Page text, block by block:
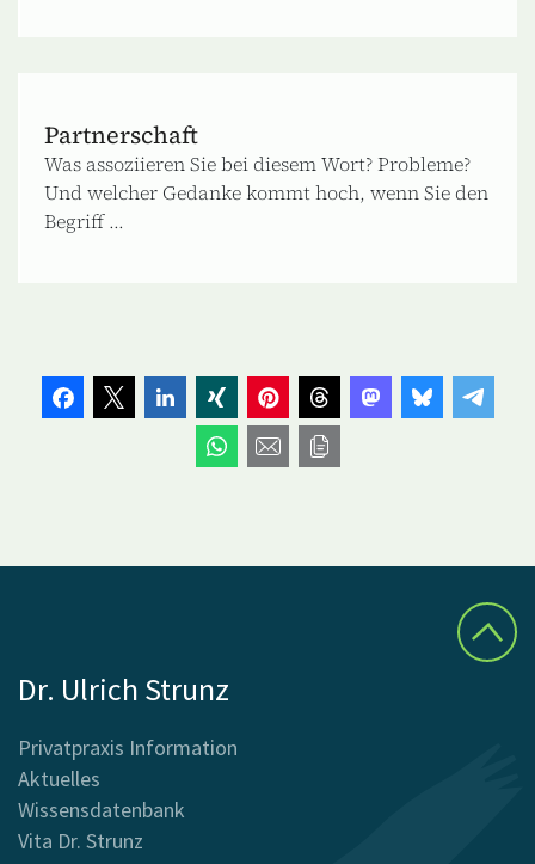
Partnerschaft
Was assoziieren Sie bei diesem Wort? Probleme?
Und welcher Gedanke kommt hoch, wenn Sie den
Begriff ...
Dr. Ulrich Strunz
Privatpraxis Information
Aktuelles
Wissensdatenbank
Vita Dr. Strunz